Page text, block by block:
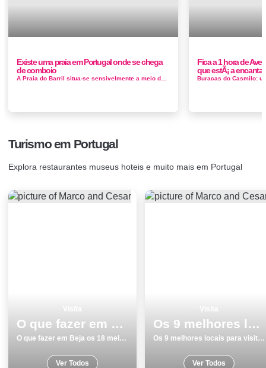
Existe uma praia em Portugal onde se chega
de comboio
Fica a 1 hora de
que estÃ¡ a
Turismo em Portugal
Explora restaurantes museus hoteis e muito mais em Portugal
O que fazer em Beja os 18 melhores pontos turisticos
O que fazer em Beja os 18 melhores pontos turisticos
Ver Todos
Os 9 melhores locais para visitar em Aljezur
Os 9 melhores locais para visitar em Aljezur
Ver Todos